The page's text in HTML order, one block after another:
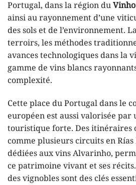
Portugal, dans la région du
ainsi au rayonnement d’une
des sols et de l’environnement.
terroirs, les méthodes
avances technologiques dans la
gamme de vins blancs
complexité.
Cette place du Portugal dans le
européen est aussi valorisée par
touristique forte. Des itinéraires
comme plusieurs circuits en Rías
dédiées aux vins Alvarinho,
ce patrimoine vivant et ses
des vignobles sont des clés